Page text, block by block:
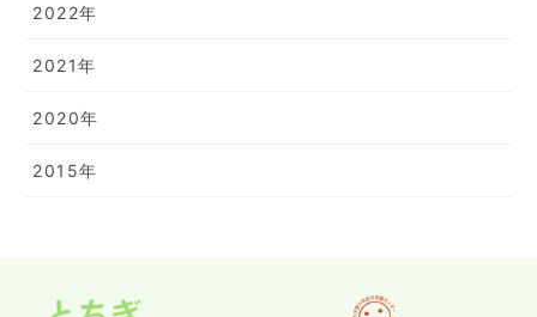
2022年
2021年
2020年
2015年